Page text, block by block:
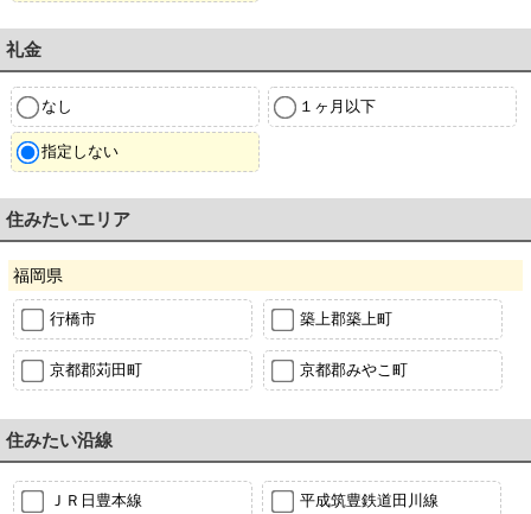
礼金
なし １ヶ月以下
指定しない
住みたいエリア
福岡県
行橋市 築上郡築上町
京都郡苅田町 京都郡みやこ町
住みたい沿線
ＪＲ日豊本線 平成筑豊鉄道田川線